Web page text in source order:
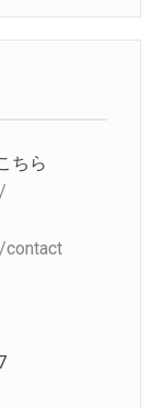
ちら
contact